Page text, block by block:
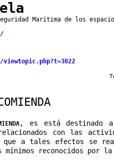
Marítima de los
, es está destinado
con las
que a tales efectos
reconocidos por la